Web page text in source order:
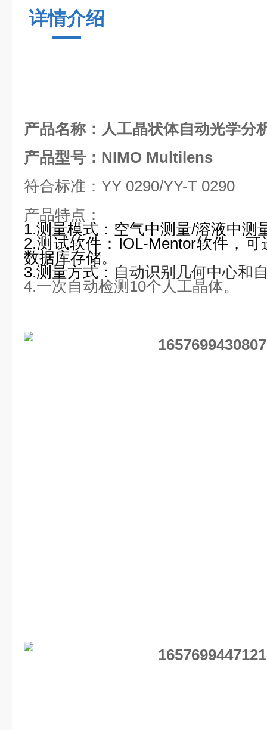
详情介绍
产品名称： 人工晶状体自动光学分
产品型号：NIMO Multilens
符合标准：YY 0290/YY-T 0290
产品特点：
1.测量模式：空气中测量/溶液中测
2.测试软件：IOL-Mentor软件，
数据库存储。
3.测量方式： 自动识别几何中心和
4.一次自动检测10个人工晶体。